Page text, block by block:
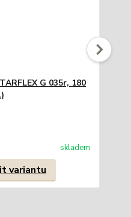
G 035r, 180
skladem
variantu